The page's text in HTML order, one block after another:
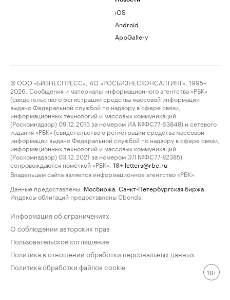
iOS
Android
AppGallery
© ООО «БИЗНЕСПРЕСС», АО «РОСБИЗНЕСКОНСАЛТИНГ», 1995–
2026. Сообщения и материалы информационного агентства «РБК»
(свидетельство о регистрации средства массовой информации
выдано Федеральной службой по надзору в сфере связи,
информационных технологий и массовых коммуникаций
(Роскомнадзор) 09.12.2015 за номером ИА №ФС77-63848) и сетевого
издания «РБК» (свидетельство о регистрации средства массовой
информации выдано Федеральной службой по надзору в сфере связи,
информационных технологий и массовых коммуникаций
(Роскомнадзор) 03.12.2021 за номером ЭЛ №ФС77-82385)
сопровождаются пометкой «РБК».
18+ letters@rbc.ru
Владельцем сайта является информационное агентство «РБК».
Данные предоставлены: Мосбиржа Санкт-Петербургская биржа
Индексы облигаций предоставлены Cbonds.
Информация об ограничениях
О соблюдении авторских прав
Пользовательское соглашение
Политика в отношении обработки персональных данных
Политика обработки файлов cookie
18+